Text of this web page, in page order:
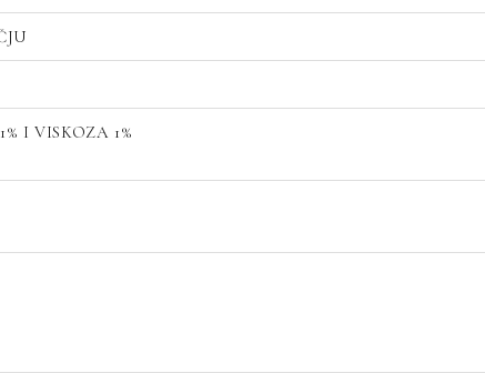
I VISKOZA 1%